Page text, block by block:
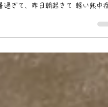
ToiRo-Me（トイロミ
日からフジロック、 今日は、隅田
過ぎて、昨日朝起きて 軽い熱中症